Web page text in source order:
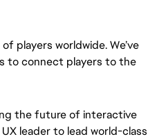
players worldwide. We’ve
to connect players to the
the future of interactive
leader to lead world-class